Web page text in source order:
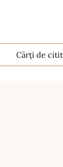
Cărți de citit